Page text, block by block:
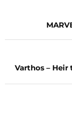
Varthos – Heir